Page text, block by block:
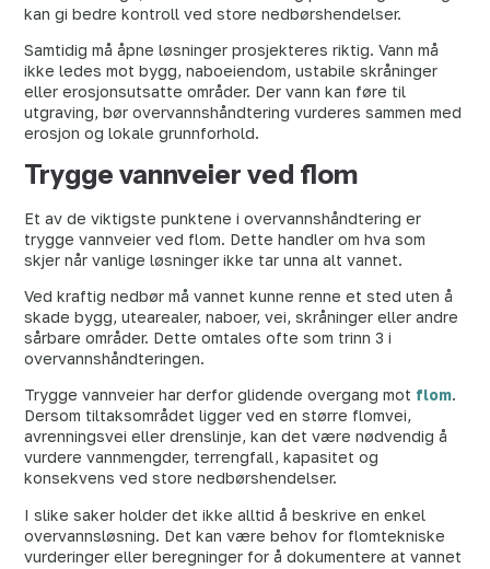
kan gi bedre kontroll ved store nedbørshendelser.
Samtidig må åpne løsninger prosjekteres riktig. Vann må
ikke ledes mot bygg, naboeiendom, ustabile skråninger
eller erosjonsutsatte områder. Der vann kan føre til
utgraving, bør overvannshåndtering vurderes sammen med
erosjon og lokale grunnforhold.
Trygge vannveier ved flom
Et av de viktigste punktene i overvannshåndtering er
trygge vannveier ved flom. Dette handler om hva som
skjer når vanlige løsninger ikke tar unna alt vannet.
Ved kraftig nedbør må vannet kunne renne et sted uten å
skade bygg, utearealer, naboer, vei, skråninger eller andre
sårbare områder. Dette omtales ofte som trinn 3 i
overvannshåndteringen.
Trygge vannveier har derfor glidende overgang mot flom.
Dersom tiltaksområdet ligger ved en større flomvei,
avrenningsvei eller drenslinje, kan det være nødvendig å
vurdere vannmengder, terrengfall, kapasitet og
konsekvens ved store nedbørshendelser.
I slike saker holder det ikke alltid å beskrive en enkel
overvannsløsning. Det kan være behov for flomtekniske
vurderinger eller beregninger for å dokumentere at vannet